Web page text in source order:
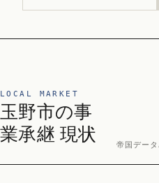
LOCAL MARKET
玉野市の事
業承継 現状
帝国デー